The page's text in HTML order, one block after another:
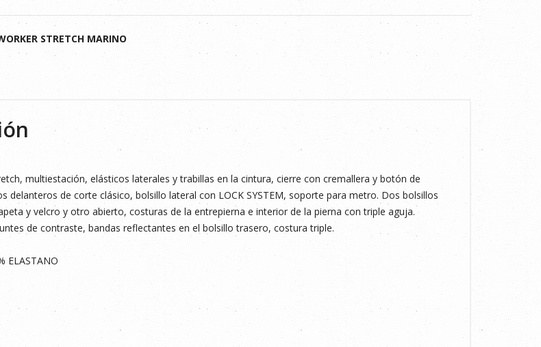
STRETCH MARINO
multiestación, elásticos laterales y trabillas en la cintura, cierre con cremallera y botón de
delanteros de corte clásico, bolsillo lateral con LOCK SYSTEM, soporte para metro. Dos bolsillos
y velcro y otro abierto, costuras de la entrepierna e interior de la pierna con triple aguja.
de contraste, bandas reflectantes en el bolsillo trasero, costura triple.
ELASTANO